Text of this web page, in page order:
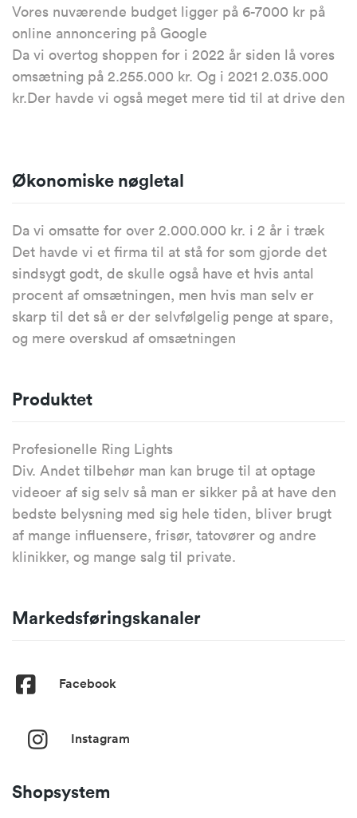
Vores nuværende budget ligger på 6-7000 kr på
online annoncering på Google
Da vi overtog shoppen for i 2022 år siden lå vores
omsætning på 2.255.000 kr. Og i 2021 2.035.000
kr.Der havde vi også meget mere tid til at drive den
Økonomiske nøgletal
Da vi omsatte for over 2.000.000 kr. i 2 år i træk
Det havde vi et firma til at stå for som gjorde det
sindsygt godt, de skulle også have et hvis antal
procent af omsætningen, men hvis man selv er
skarp til det så er der selvfølgelig penge at spare,
og mere overskud af omsætningen
Produktet
Profesionelle Ring Lights
Div. Andet tilbehør man kan bruge til at optage
videoer af sig selv så man er sikker på at have den
bedste belysning med sig hele tiden, bliver brugt
af mange influensere, frisør, tatovører og andre
klinikker, og mange salg til private.
Markedsføringskanaler
Facebook
Instagram
Shopsystem